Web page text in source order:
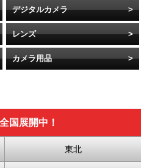
デジタルカメラ
レンズ
カメラ用品
国展開中！
東北